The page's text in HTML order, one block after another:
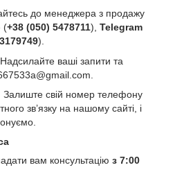
до менеджера з продажу
(+38 (050) 5478711), Telegram
).
Надсилайте ваші запити та
Залиште свій номер телефону
зв’язку на нашому сайті, і
вам консультацію з 7:00